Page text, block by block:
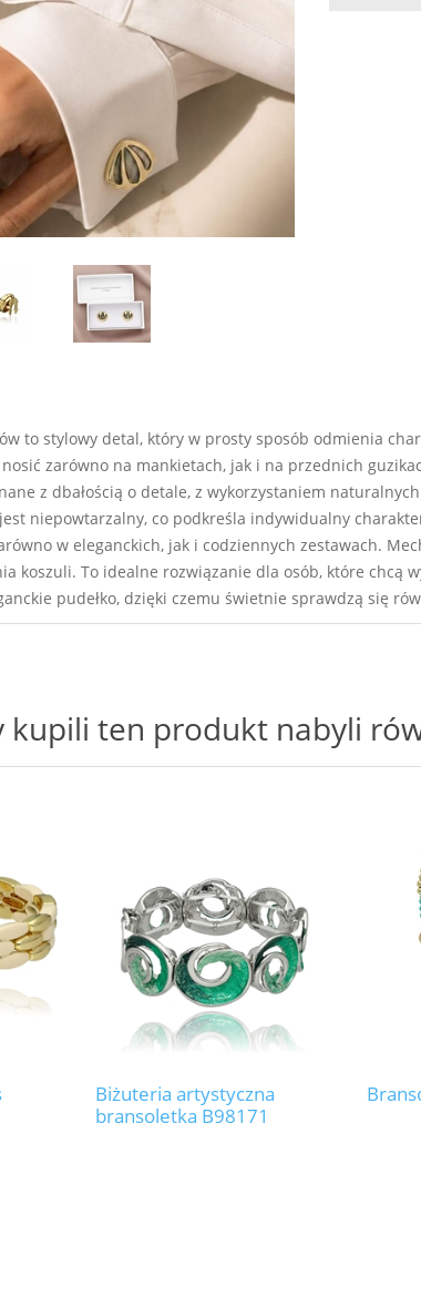
to stylowy detal, który w prosty sposób odmienia
zarówno na mankietach, jak i na przednich
z dbałością o detale, z wykorzystaniem
niepowtarzalny, co podkreśla indywidualny
w eleganckich, jak i codziennych zestawach.
koszuli. To idealne rozwiązanie dla osób, które chcą
pudełko, dzięki czemu świetnie sprawdzą się
kupili ten produkt nabyli
Biżuteria artystyczna
bransoletka B98171